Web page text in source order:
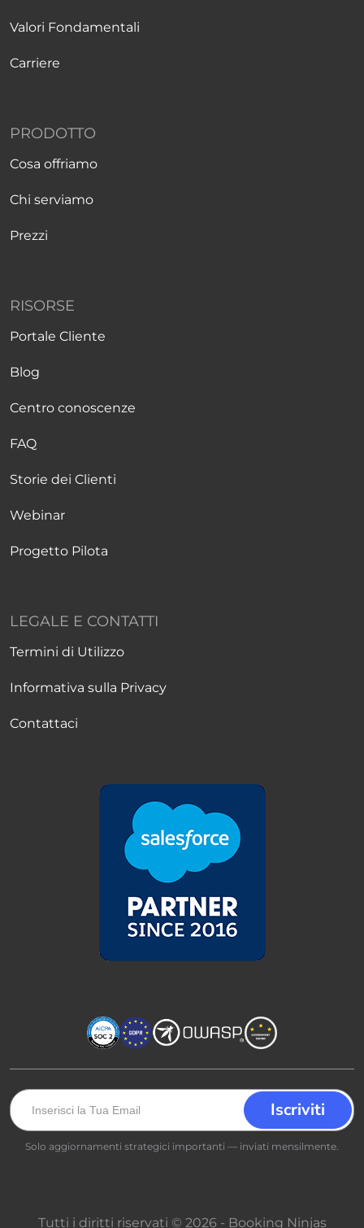
Valori Fondamentali
Carriere
PRODOTTO
Cosa offriamo
Chi serviamo
Prezzi
RISORSE
Portale Cliente
Blog
Centro conoscenze
FAQ
Storie dei Clienti
Webinar
Progetto Pilota
LEGALE E CONTATTI
Termini di Utilizzo
Informativa sulla Privacy
Contattaci
Solo aggiornamenti strategici importanti — inviati mensilmente.
Tutti i diritti riservati © 2026 - Booking Ninjas